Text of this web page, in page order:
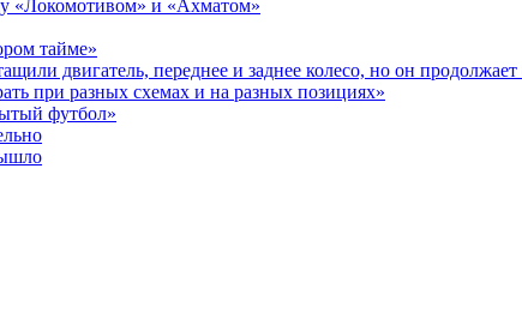
«Локомотивом» и «Ахматом»
тайме»
двигатель, переднее и заднее колесо, но он продолжает
при разных схемах и на разных позициях»
футбол»